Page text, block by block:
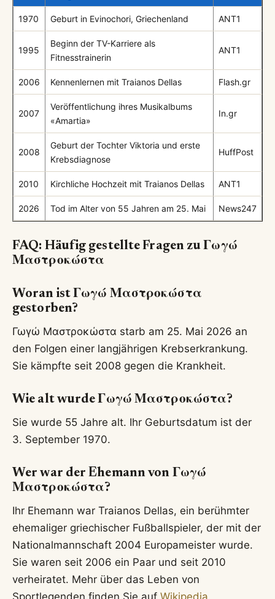
1970 Geburt in Evinochori, Griechenland ANT1
1995
Beginn der TV-Karriere als
Fitnesstrainerin
ANT1
2006 Kennenlernen mit Traianos Dellas Flash.gr
2007
Veröffentlichung ihres Musikalbums
«Amartia»
In.gr
2008
Geburt der Tochter Viktoria und erste
Krebsdiagnose
HuffPost
2010 Kirchliche Hochzeit mit Traianos Dellas ANT1
2026 Tod im Alter von 55 Jahren am 25. Mai News247
FAQ: Häufig gestellte Fragen zu Γωγώ
Μαστροκώστα
Woran ist Γωγώ Μαστροκώστα
gestorben?
Γωγώ Μαστροκώστα starb am 25. Mai 2026 an
den Folgen einer langjährigen Krebserkrankung.
Sie kämpfte seit 2008 gegen die Krankheit.
Wie alt wurde Γωγώ Μαστροκώστα?
Sie wurde 55 Jahre alt. Ihr Geburtsdatum ist der
3. September 1970.
Wer war der Ehemann von Γωγώ
Μαστροκώστα?
Ihr Ehemann war Traianos Dellas, ein berühmter
ehemaliger griechischer Fußballspieler, der mit der
Nationalmannschaft 2004 Europameister wurde.
Sie waren seit 2006 ein Paar und seit 2010
verheiratet. Mehr über das Leben von